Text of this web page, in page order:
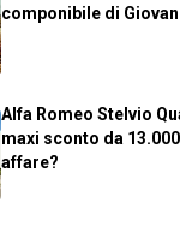
componibile di
Alfa Romeo Stelvio
maxi sconto da
affare?